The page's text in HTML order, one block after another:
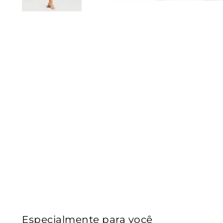
Especialmente para você